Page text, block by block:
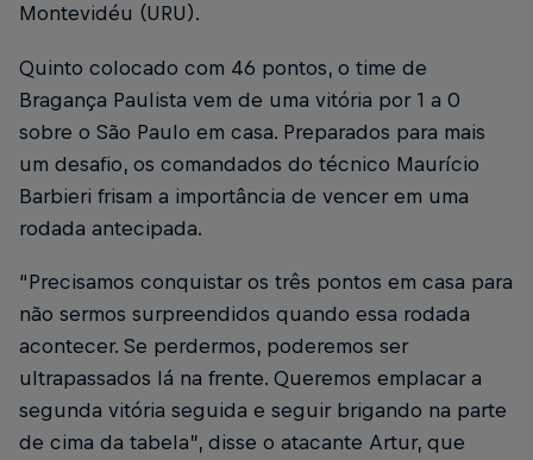
Montevidéu (URU).
Quinto colocado com 46 pontos, o time de
Bragança Paulista vem de uma vitória por 1 a 0
sobre o São Paulo em casa. Preparados para mais
um desafio, os comandados do técnico Maurício
Barbieri frisam a importância de vencer em uma
rodada antecipada.
“Precisamos conquistar os três pontos em casa para
não sermos surpreendidos quando essa rodada
acontecer. Se perdermos, poderemos ser
ultrapassados lá na frente. Queremos emplacar a
segunda vitória seguida e seguir brigando na parte
de cima da tabela”, disse o atacante Artur, que